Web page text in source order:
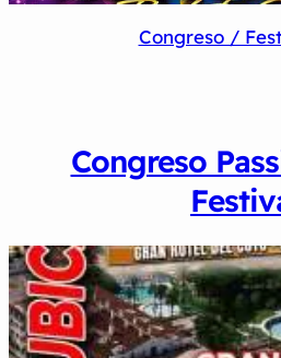
Congreso /
Congreso